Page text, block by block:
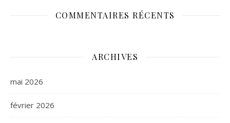
COMMENTAIRES RÉCENTS
ARCHIVES
mai 2026
février 2026